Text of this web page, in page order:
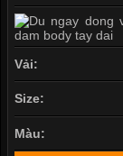
Vải:
Size:
Màu: